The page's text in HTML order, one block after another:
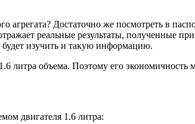
агрегата? Достаточно же посмотреть в
реальные результаты, полученные
изучить и такую информацию.
литра объема. Поэтому его экономичность
двигателя 1.6 литра: